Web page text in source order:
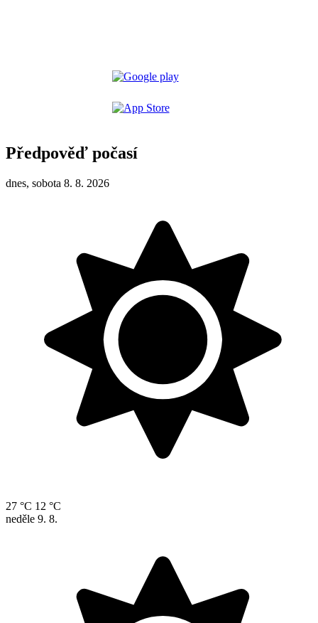
Předpověď počasí
dnes, sobota 8. 8. 2026
27 °C 12 °C
neděle 9. 8.